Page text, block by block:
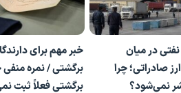
در میان
صادراتی؛ چرا
نمی‌شود؟
خبر مهم برای
برگشتی / نمره
برگشتی فعلاً ثبت